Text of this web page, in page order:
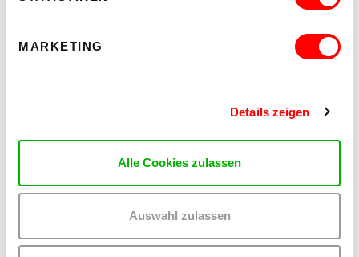
MARKETING
Details zeigen
Alle Cookies zulassen
Auswahl zulassen
20.30